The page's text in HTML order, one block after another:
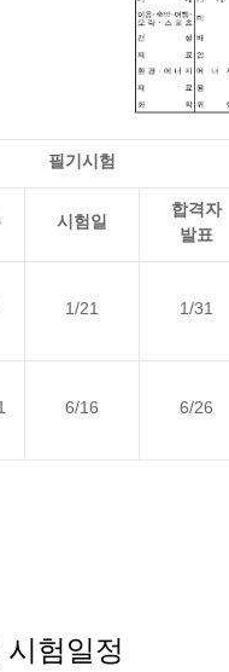
필기시험
시험일
합격자
발표
1/21 1/31
6/16 6/26
험일정